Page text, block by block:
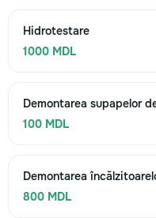
Hidrotestare
1000 MDL
Demontarea supapelor
100 MDL
Demontarea
800 MDL